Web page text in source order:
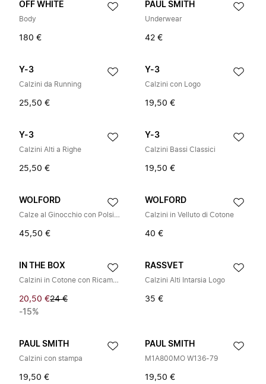
OFF WHITE
Body
180 €
PAUL SMITH
Underwear
42 €
Y-3
Calzini da Running
25,50 €
Y-3
Calzini con Logo
19,50 €
Y-3
Calzini Alti a Righe
25,50 €
Y-3
Calzini Bassi Classici
19,50 €
WOLFORD
Calze al Ginocchio con Polsino Ampio
45,50 €
WOLFORD
Calzini in Velluto di Cotone
40 €
IN THE BOX
Calzini in Cotone con Ricamo Bassotto
20,50 €24 €
-15%
RASSVET
Calzini Alti Intarsia Logo
35 €
PAUL SMITH
Calzini con stampa
19,50 €
PAUL SMITH
M1A800MO W136-79
19,50 €